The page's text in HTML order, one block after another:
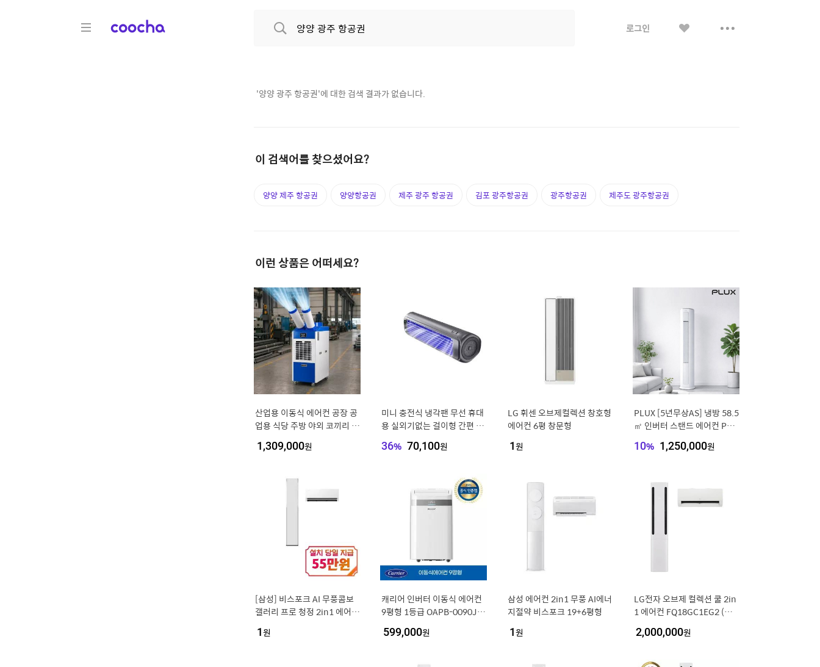
COOCHA 로그인 보
'양양 광주 항공권'에 대한 검색 결과가 없습니다.
이 검색어를 찾으셨어요?
양양 제주 항공권 양양항공권 제주 광주 항공권 김포 광주항공권 광주항공권 제주도 광주항공권
이런 상품은 어떠세요?
산업용 이동식 에어컨 공장 공
업용 식당 주방 야외 코끼리 실
1,309,000원
미니 충전식 냉각팬 무선 휴대
용 실외기없는 걸이형 간편 여
36% 70,100원
LG 휘센 오브제컬렉션 창호형
에어컨 6평 창문형
1원
PLUX [5년무상AS] 냉방 58.5
㎡ 인버터 스탠드 에어컨 PLX
설치비 포함]
10% 1,250,000원
[삼성] 비스포크 AI 무풍콤보
갤러리 프로 청정 2in1 에어컨
트/에센셜 화이트) / AF90H1
1원
캐리어 인버터 이동식 에어컨
9평형 1등급 OAPB-0090JD
599,000원
삼성 에어컨 2in1 무풍 AI에너
지절약 비스포크 19+6평형
1원
LG전자 오브제 컬렉션 쿨 2in
1 에어컨 FQ18GC1EG2 (일
㎥] (실외기포함) [전국설치비
2,000,000원